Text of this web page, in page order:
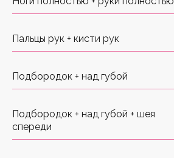
Пальцы рук + кисти рук
Подбородок + над губой
Подбородок + над губой + шея
спереди